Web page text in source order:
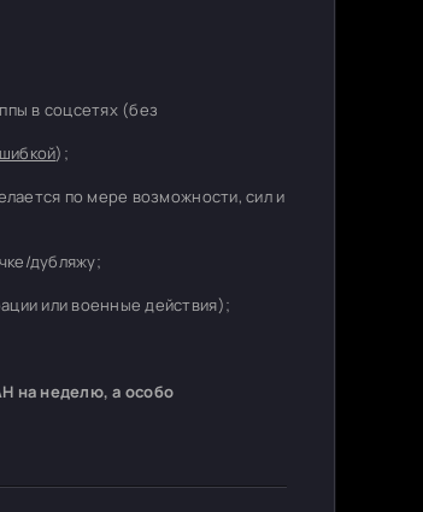
в соцсетях (без
);
по мере возможности, сил и
дубляжу;
или военные действия);
на неделю, а особо